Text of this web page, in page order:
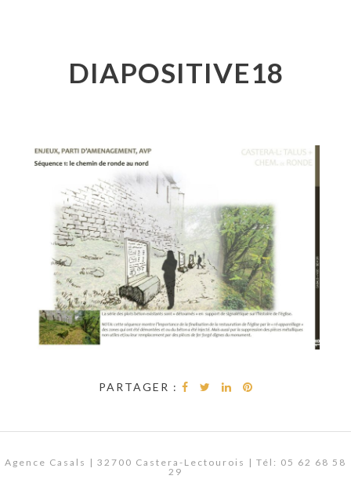
DIAPOSITIVE18
PARTAGER :
Agence Casals | 32700 Castera-Lectourois | Tél: 05 62 68 58
29